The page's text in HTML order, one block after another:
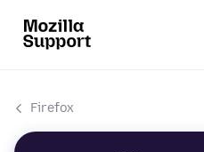
Firefox